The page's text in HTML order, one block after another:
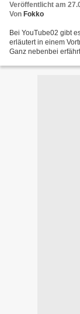
Veröffentlicht am
Von Fokko
Bei YouTube02 gibt
erläutert in einem
Ganz nebenbei